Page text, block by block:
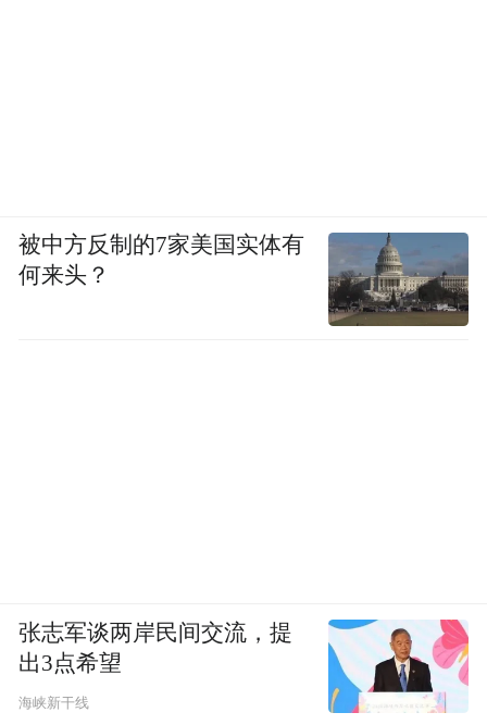
被中方反制的7家美国实体有
何来头？
张志军谈两岸民间交流，提
出3点希望
海峡新干线